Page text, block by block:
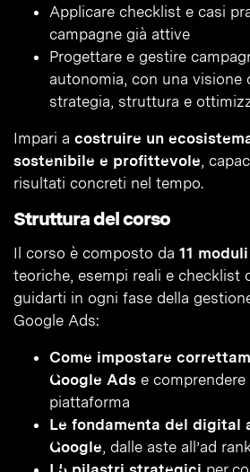
Applicare checklist e casi
campagne già attive
Progettare e gestire
autonomia, con una visione
strategia, struttura e
Impari a costruire un
sostenibile e profittevole,
risultati concreti nel tempo.
Struttura del corso
Il corso è composto da 11 moduli
teoriche, esempi reali e checklist
guidarti in ogni fase della
Google Ads:
Come impostare
Google Ads e
piattaforma
Le fondamenta del digital
Google, dalle aste all’ad